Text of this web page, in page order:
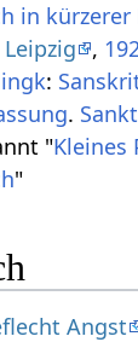
in kürzerer
Leipzig ,
:
.
"Kleines
"
Angst